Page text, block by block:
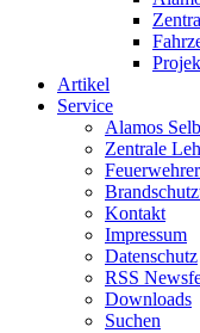
Artikel
Service
Alamos
Zentrale
Kontakt
Impressum
Datenschutz
RSS
Downloads
Suchen